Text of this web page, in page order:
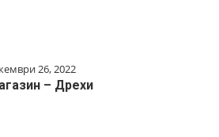
26, 2022
– Дрехи